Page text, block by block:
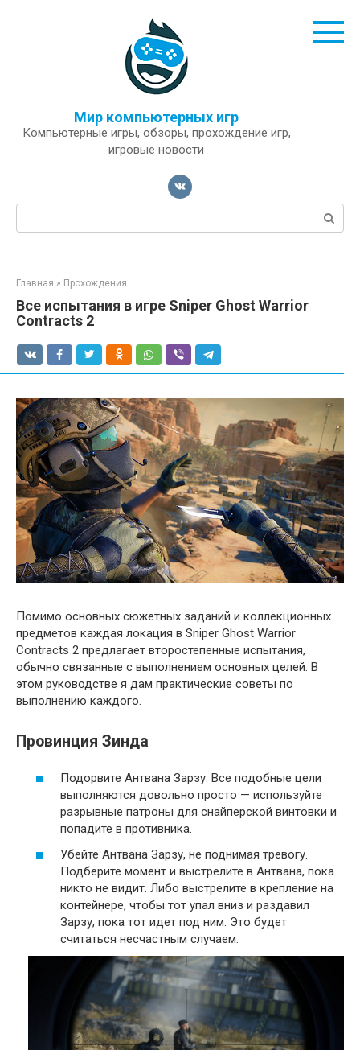
Мир компьютерных игр
Компьютерные игры, обзоры, прохождение игр,
игровые новости
Поиск:
Главная » Прохождения
Все испытания в игре Sniper Ghost Warrior
Contracts 2
Помимо основных сюжетных заданий и коллекционных
предметов каждая локация в Sniper Ghost Warrior
Contracts 2 предлагает второстепенные испытания,
обычно связанные с выполнением основных целей. В
этом руководстве я дам практические советы по
выполнению каждого.
Провинция Зинда
Подорвите Антвана Зарзу. Все подобные цели
выполняются довольно просто — используйте
разрывные патроны для снайперской винтовки и
попадите в противника.
Убейте Антвана Зарзу, не поднимая тревогу.
Подберите момент и выстрелите в Антвана, пока
никто не видит. Либо выстрелите в крепление на
контейнере, чтобы тот упал вниз и раздавил
Зарзу, пока тот идет под ним. Это будет
считаться несчастным случаем.